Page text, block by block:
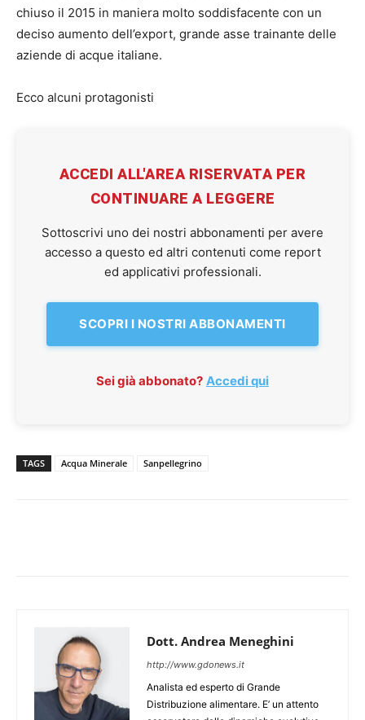
chiuso il 2015 in maniera molto soddisfacente con un
deciso aumento dell’export, grande asse trainante delle
aziende di acque italiane.
Ecco alcuni protagonisti
ACCEDI ALL'AREA RISERVATA PER
CONTINUARE A LEGGERE
Sottoscrivi uno dei nostri abbonamenti per avere
accesso a questo ed altri contenuti come report
ed applicativi professionali.
SCOPRI I NOSTRI ABBONAMENTI
Sei già abbonato? Accedi qui
TAGS Acqua Minerale Sanpellegrino
Dott. Andrea Meneghini
http://www.gdonews.it
Analista ed esperto di Grande
Distribuzione alimentare. E’ un attento